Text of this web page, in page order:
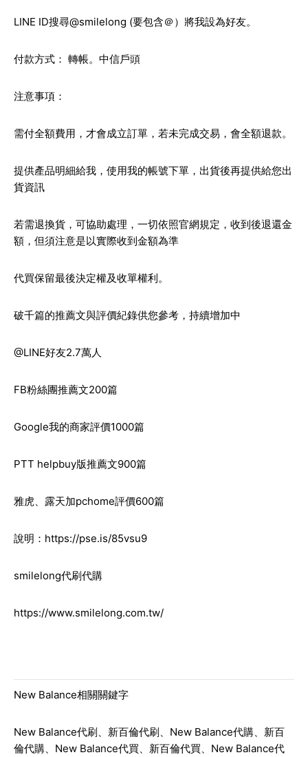
LINE ID搜尋@smilelong (要包含＠）將我設為好友。
付款方式： 轉帳。中信戶頭
注意事項：
需付全額費用，才會成立訂單，若未完成交易，會全額退款。
提供產品明細給我，使用我的帳號下單，出貨後再提供給您出
貨資訊
若需退換貨，可協助處理，一切依照官網規定，收到後退還金
額，但須注意是以實際收到金額為準
代買保留最後決定權及收單權利。
破千篇的推薦文與評價紀錄供您參考，持續增加中
@LINE好友2.7萬人
FB粉絲團推薦文200篇
Google我的商家評價1000篇
PTT helpbuy版推薦文900篇
雅虎、露天加pchome評價600篇
說明： https://pse.is/85vsu9
smilelong代刷代購
https://www.smilelong.com.tw/
New Balance相關關鍵字
New Balance代刷、新百倫代刷、New Balance代購、新百
倫代購、New Balance代買、新百倫代買、New Balance代